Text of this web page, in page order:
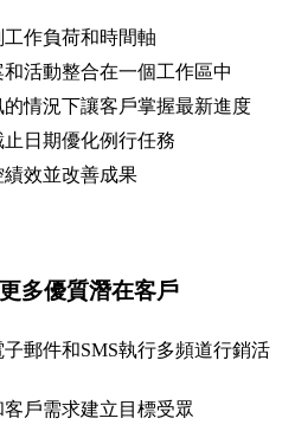
作負荷和時間軸
活動整合在一個工作區中
情況下讓客戶掌握最新進度
日期優化例行任務
效並改善成果
多優質潛在客戶
郵件和SMS執行多頻道行銷活
戶需求建立目標受眾